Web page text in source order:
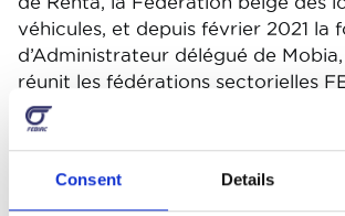
Consent Details
véhicules, et depuis février 2021 la
d’Administrateur délégué de
réunit les fédérations sectorielles
et TRAXIO. Frank Van Gool
fonction au sein de FEBIAC à
-« Ma fonction auprès de Mobia –